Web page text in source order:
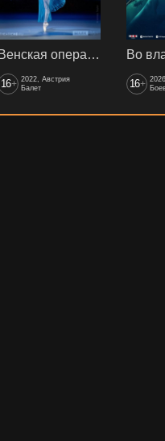
Венская опера: Времена года
16+ 2022, Австрия
Балет
16+